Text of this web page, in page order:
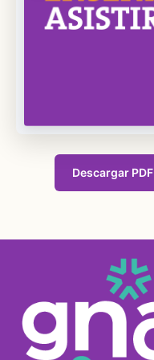
Descargar PDF